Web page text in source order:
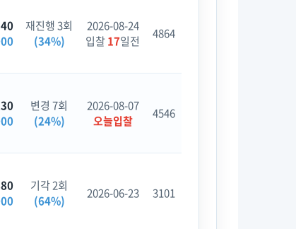
재진행 3회
(34%)
2026-08-24
입찰17일전 4864
변경 7회
(24%)
2026-08-07
오늘입찰
4546
기각 2회
(64%)
2026-06-23 3101